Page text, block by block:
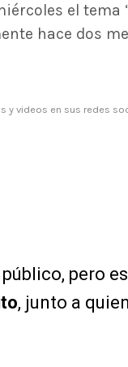
el tema
hace dos
videos en sus redes
pero
, junto a